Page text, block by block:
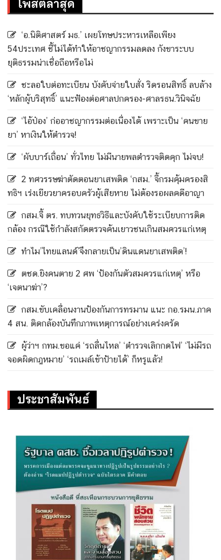
‘อ.นิติศาสตร์ มธ.’ เผยโทษประหารเหลือเพียง
54ประเทศ ชี้ไม่ได้ทำให้อาชญากรรมลดลง กังขาระบบ
ยุติธรรมน่าเชื่อถือหรือไม่
ชะลอใบต่อทะเบียน บังคับจ่ายใบสั่ง ริดรอนสิทธิ์ ลบล้าง
‘หลักผู้บริสุทธิ์’ แนะฟ้องต่อศาลปกครอง-ศาลรธน.วินิจฉัย
‘ไอ้ป๋อง’ ก่ออาชญากรรมต่อเนื่องได้ เพราะเป็น ‘คนขาย
ยา’ หาเงินให้ตำรวจ!
‘ผับบาร์เถื่อน’ ทั่วไทย ไม่มีนายพลตำรวจติดคุก ไม่จบ!
2 ทศวรรษฆ่าตัดตอนยาเสพติด ‘กสม.’ จี้กรมคุ้มครองสิ
ทธิฯ เร่งเยียวยาครอบครัวผู้เสียหาย ไม่ต้องรอผลคดีอาญา
กสม.จี้ ตร. ทบทวนยุทธวิธีและบังคับใช้ระเบียบการติด
กล้อง กรณีใช้กำลังสกัดตรวจค้นเยาวชนเกินสมควรแก่เหตุ
ทำไม’ไทยแลนด์’จึงกลายเป็น’ดินแดนยาเสพติด’!
ตชด.ยิงคนตาย 2 ศพ ‘ป้องกันตัวสมควรแก่เหตุ’ หรือ
‘เจตนาฆ่า’?
กสม.ขับเคลื่อนงานป้องกันการทรมาน แนะ กอ.รมน.ภาค
4 สน. ติดกล้องบันทึกภาพเหตุการณ์อย่างเคร่งครัด
ผู้ว่าฯ กทม.ขอแค่ ‘รถลื่นไหล’ ‘ตำรวจเลิกกดไฟ’ ‘ไม่มีรถ
จอดผิดกฎหมาย’ ‘รถเมล์เข้าป้ายได้’ ก็หรูแล้ว!
ประชาสัมพันธ์